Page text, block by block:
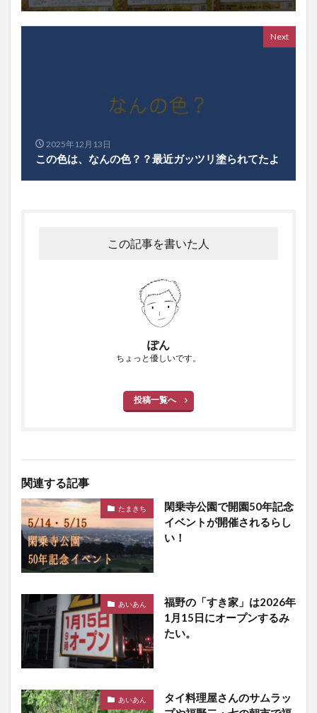
Next
2025年12月13日
この色は、なんの色？？最近ガッツリ塗られてたよ
この記事を書いた人
ぽん
ちょっと優しいです。
投稿一覧へ
関連する記事
たまきち
閑乗寺公園で開園50年記念
イベントが開催されるらし
い！
あいあん
福野の「すき家」は2026年
1月15日にオープンするみ
たい。
あいあん
タイ料理屋さんのサムラッ